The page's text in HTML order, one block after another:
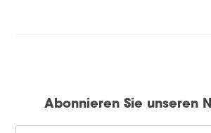
Abonnieren Sie unseren